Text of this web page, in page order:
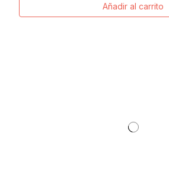
Añadir al carrito